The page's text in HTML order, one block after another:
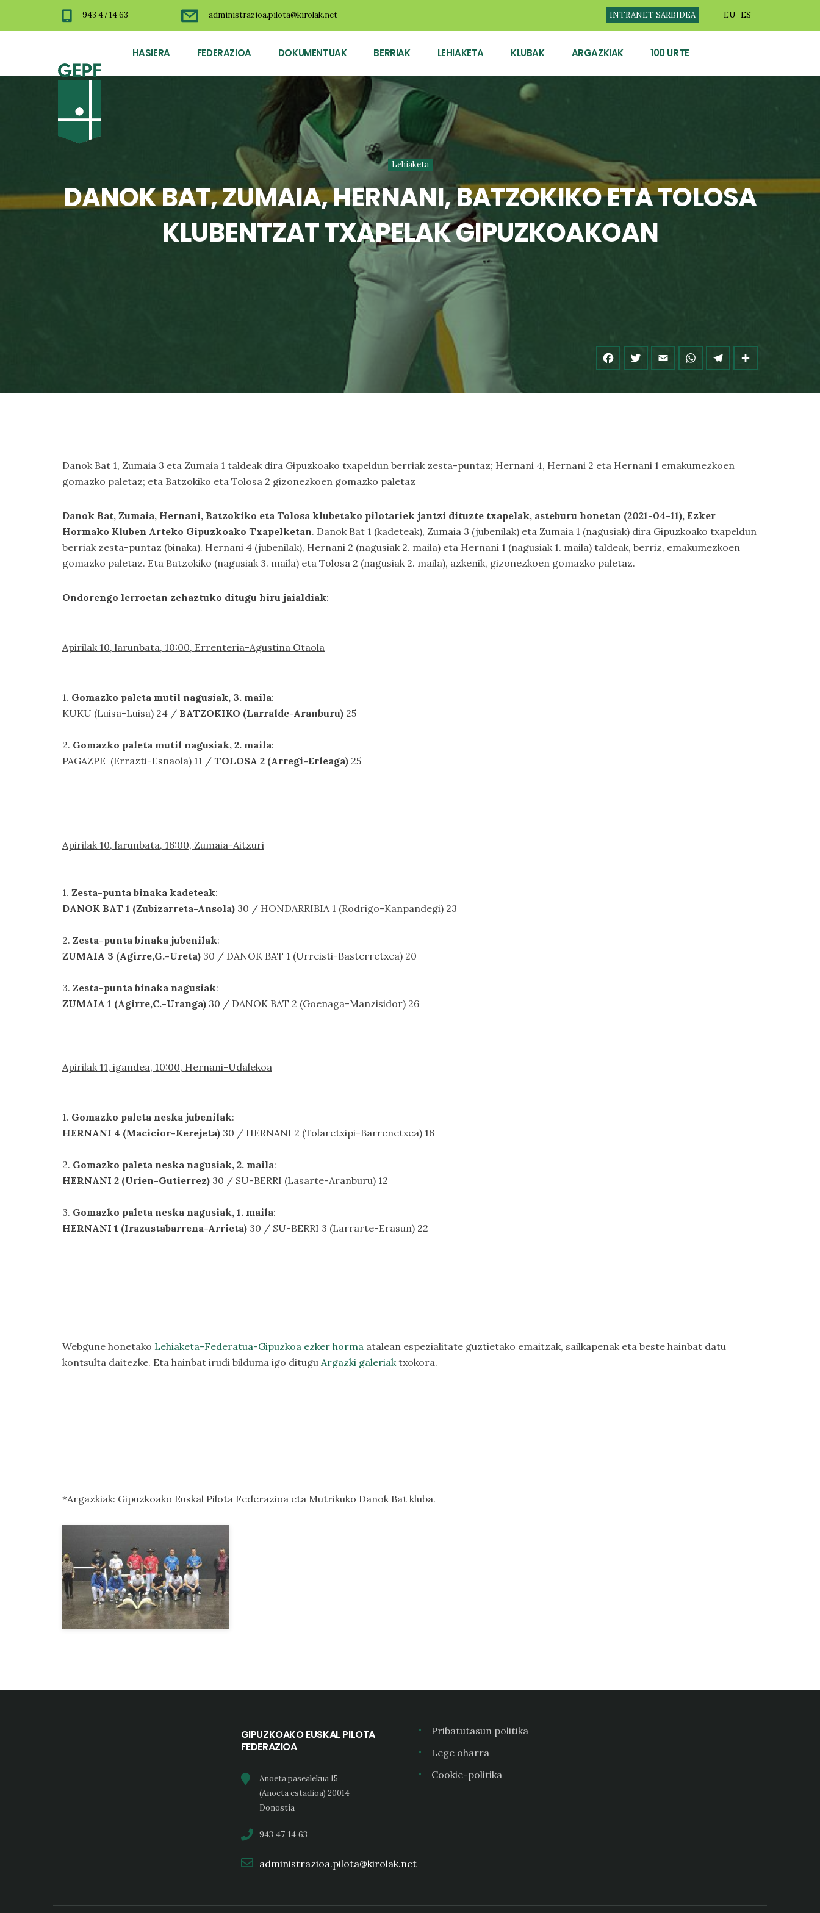
943 47 14 63 administrazioa.pilota@kirolak.net INTRANET SARBIDEA EU ES
HASIERA FEDERAZIOA DOKUMENTUAK BERRIAK LEHIAKETA KLUBAK ARGAZKIAK 100 URTE
Lehiaketa
DANOK BAT, ZUMAIA, HERNANI, BATZOKIKO ETA TOLOSA
KLUBENTZAT TXAPELAK GIPUZKOAKOAN
Danok Bat 1, Zumaia 3 eta Zumaia 1 taldeak dira Gipuzkoako txapeldun berriak zesta-puntaz; Hernani 4, Hernani 2 eta Hernani 1 emakumezkoen
gomazko paletaz; eta Batzokiko eta Tolosa 2 gizonezkoen gomazko paletaz
Danok Bat, Zumaia, Hernani, Batzokiko eta Tolosa klubetako pilotariek jantzi dituzte txapelak, asteburu honetan (2021-04-11), Ezker
Hormako Kluben Arteko Gipuzkoako Txapelketan. Danok Bat 1 (kadeteak), Zumaia 3 (jubenilak) eta Zumaia 1 (nagusiak) dira Gipuzkoako txapeldun
berriak zesta-puntaz (binaka). Hernani 4 (jubenilak), Hernani 2 (nagusiak 2. maila) eta Hernani 1 (nagusiak 1. maila) taldeak, berriz, emakumezkoen
gomazko paletaz. Eta Batzokiko (nagusiak 3. maila) eta Tolosa 2 (nagusiak 2. maila), azkenik, gizonezkoen gomazko paletaz.
Ondorengo lerroetan zehaztuko ditugu hiru jaialdiak:
Apirilak 10, larunbata, 10:00, Errenteria-Agustina Otaola
1. Gomazko paleta mutil nagusiak, 3. maila:
KUKU (Luisa-Luisa) 24 / BATZOKIKO (Larralde-Aranburu) 25
2. Gomazko paleta mutil nagusiak, 2. maila:
PAGAZPE (Errazti-Esnaola) 11 / TOLOSA 2 (Arregi-Erleaga) 25
Apirilak 10, larunbata, 16:00, Zumaia-Aitzuri
1. Zesta-punta binaka kadeteak:
DANOK BAT 1 (Zubizarreta-Ansola) 30 / HONDARRIBIA 1 (Rodrigo-Kanpandegi) 23
2. Zesta-punta binaka jubenilak:
ZUMAIA 3 (Agirre,G.-Ureta) 30 / DANOK BAT 1 (Urreisti-Basterretxea) 20
3. Zesta-punta binaka nagusiak:
ZUMAIA 1 (Agirre,C.-Uranga) 30 / DANOK BAT 2 (Goenaga-Manzisidor) 26
Apirilak 11, igandea, 10:00, Hernani-Udalekoa
1. Gomazko paleta neska jubenilak:
HERNANI 4 (Macicior-Kerejeta) 30 / HERNANI 2 (Tolaretxipi-Barrenetxea) 16
2. Gomazko paleta neska nagusiak, 2. maila:
HERNANI 2 (Urien-Gutierrez) 30 / SU-BERRI (Lasarte-Aranburu) 12
3. Gomazko paleta neska nagusiak, 1. maila:
HERNANI 1 (Irazustabarrena-Arrieta) 30 / SU-BERRI 3 (Larrarte-Erasun) 22
Webgune honetako Lehiaketa-Federatua-Gipuzkoa ezker horma atalean espezialitate guztietako emaitzak, sailkapenak eta beste hainbat datu
kontsulta daitezke. Eta hainbat irudi bilduma igo ditugu Argazki galeriaktxokora.
*Argazkiak: Gipuzkoako Euskal Pilota Federazioa eta Mutrikuko Danok Bat kluba.
GIPUZKOAKO EUSKAL PILOTA
FEDERAZIOA
Anoeta pasealekua 15
(Anoeta estadioa) 20014
Donostia
943 47 14 63
administrazioa.pilota@kirolak.net
Pribatutasun politika
Lege oharra
Cookie-politika